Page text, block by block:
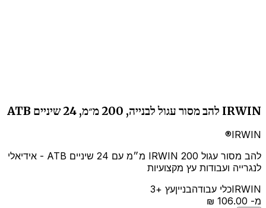
IRWIN להב מסור עגול לבנייה, 200 מ״מ, 24 שיניים ATB
IRWIN®
להב מסור עגול IRWIN 200 מ״מ עם 24 שיניים ATB - אידיאלי
לנגרייה ועבודות עץ מקצועיות
IRWINכלי עבודהבנייןעץ +3
מ-